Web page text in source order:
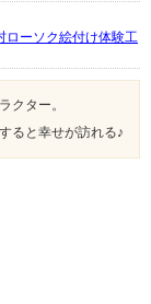
ローソク絵付け体験工
クター。
ると幸せが訪れる♪